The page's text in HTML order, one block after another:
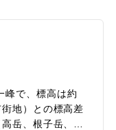
がります。天気が
明海や熊本市内、
通せます。全方向
峰で、標高は約
地）との標高差
岳、根子岳、中
22 23